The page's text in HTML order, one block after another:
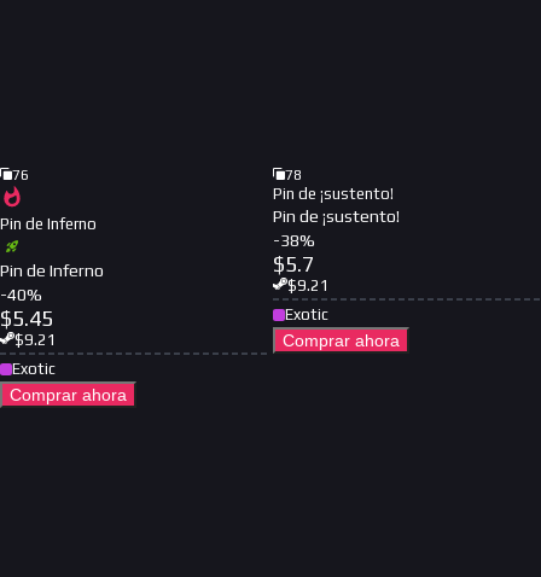
76
Pin de Inferno
Pin de Inferno
-40%
$5.45
$9.21
Exotic
Comprar ahora
78
Pin de ¡sustento!
Pin de ¡sustento!
-38%
$5.7
$9.21
Exotic
Comprar ahora